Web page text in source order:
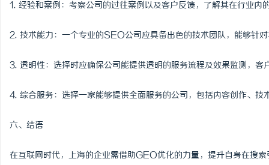
1. 经验和案例：考察公司的过往案例以及客户反馈，了解其在行业内
2. 技术能力：一个专业的SEO公司应具备出色的技术团队，能够针
3. 透明性：选择时应确保公司能提供透明的服务流程及效果监测，客
4. 综合服务：选择一家能够提供全面服务的公司，包括内容创作、
六、结语
在互联网时代，上海的企业需借助GEO优化的力量，提升自身在搜